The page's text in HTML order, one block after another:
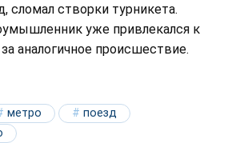
сломал створки турникета.
уже привлекался к
аналогичное происшествие.
метро
поезд